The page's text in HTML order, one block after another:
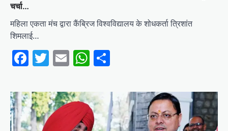
चर्चा…
महिला एकता मंच द्वारा कैंब्रिज विश्वविद्यालय के शोधकर्ता त्रिशांत
शिमलाई…
Facebook
Twitter
EmailWhatsApp